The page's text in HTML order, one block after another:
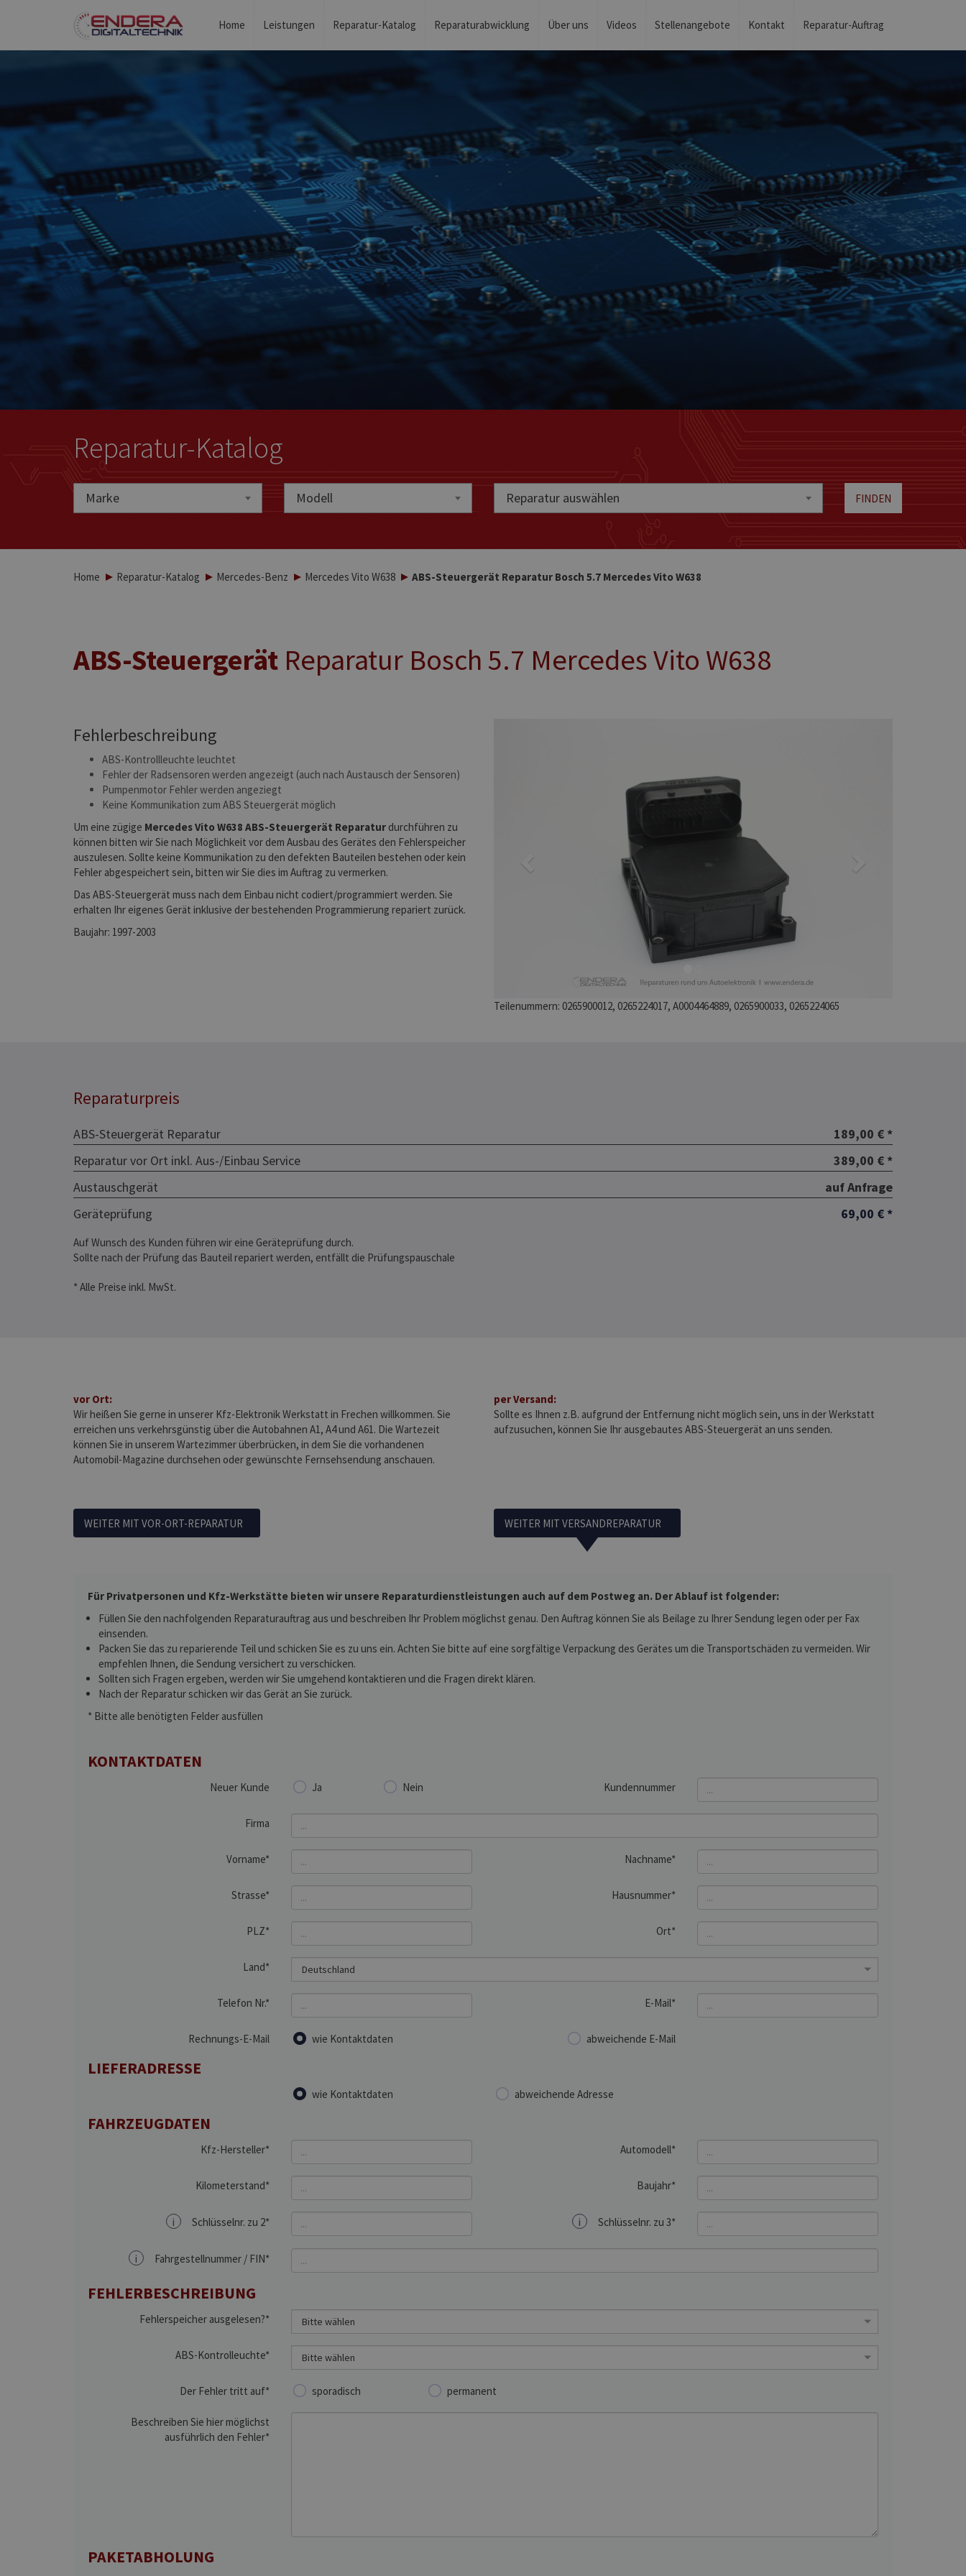
Home Leistungen Reparatur-Katalog Reparaturabwicklung Über uns Videos Stellenangebote Kontakt Reparatur-Auftrag
Reparatur-Katalog
MarkeMarke Modell Reparatur auswählen FINDEN
Home Reparatur-Katalog Mercedes-Benz Mercedes Vito W638 ABS-Steuergerät Reparatur Bosch 5.7 Mercedes Vito W638
ABS-Steuergerät Reparatur Bosch 5.7 Mercedes Vito W638
Fehlerbeschreibung
ABS-Kontrollleuchte leuchtet
Fehler der Radsensoren werden angezeigt (auch nach Austausch der Sensoren)
Pumpenmotor Fehler werden angeziegt
Keine Kommunikation zum ABS Steuergerät möglich
Um eine zügige Mercedes Vito W638 ABS-Steuergerät Reparatur durchführen zu
können bitten wir Sie nach Möglichkeit vor dem Ausbau des Gerätes den Fehlerspeicher
auszulesen. Sollte keine Kommunikation zu den defekten Bauteilen bestehen oder kein
Fehler abgespeichert sein, bitten wir Sie dies im Auftrag zu vermerken.
Das ABS-Steuergerät muss nach dem Einbau nicht codiert/programmiert werden. Sie
erhalten Ihr eigenes Gerät inklusive der bestehenden Programmierung repariert zurück.
Baujahr: 1997-2003
Teilenummern: 0265900012, 0265224017, A0004464889, 0265900033, 0265224065
Reparaturpreis
ABS-Steuergerät Reparatur
189,00 € *
Reparatur vor Ort inkl. Aus-/Einbau Service
389,00 € *
Austauschgerät
auf Anfrage
Geräteprüfung
69,00 € *
Auf Wunsch des Kunden führen wir eine Geräteprüfung durch.
Sollte nach der Prüfung das Bauteil repariert werden, entfällt die Prüfungspauschale
* Alle Preise inkl. MwSt.
vor Ort:
Wir heißen Sie gerne in unserer Kfz-Elektronik Werkstatt in Frechen willkommen. Sie
erreichen uns verkehrsgünstig über die Autobahnen A1, A4 und A61. Die Wartezeit
können Sie in unserem Wartezimmer überbrücken, in dem Sie die vorhandenen
Automobil-Magazine durchsehen oder gewünschte Fernsehsendung anschauen.
per Versand:
Sollte es Ihnen z.B. aufgrund der Entfernung nicht möglich sein, uns in der Werkstatt
aufzusuchen, können Sie Ihr ausgebautes ABS-Steuergerät an uns senden.
WEITER MIT VOR-ORT-REPARATUR WEITER MIT VERSANDREPARATUR
Für Privatpersonen und Kfz-Werkstätte bieten wir unsere Reparaturdienstleistungen auch auf dem Postweg an. Der Ablauf ist folgender:
Füllen Sie den nachfolgenden Reparaturauftrag aus und beschreiben Ihr Problem möglichst genau. Den Auftrag können Sie als Beilage zu Ihrer Sendung legen oder per Fax
einsenden.
Packen Sie das zu reparierende Teil und schicken Sie es zu uns ein. Achten Sie bitte auf eine sorgfältige Verpackung des Gerätes um die Transportschäden zu vermeiden. Wir
empfehlen Ihnen, die Sendung versichert zu verschicken.
Sollten sich Fragen ergeben, werden wir Sie umgehend kontaktieren und die Fragen direkt klären.
Nach der Reparatur schicken wir das Gerät an Sie zurück.
* Bitte alle benötigten Felder ausfüllen
KONTAKTDATEN
Neuer Kunde Ja Nein Kundennummer
Firma
Vorname* Nachname*
Strasse* Hausnummer*
PLZ* Ort*
Land*
Telefon Nr.* E-Mail*
Rechnungs-E-Mail wie Kontaktdaten abweichende E-Mail
LIEFERADRESSE
wie Kontaktdaten abweichende Adresse
FAHRZEUGDATEN
Kfz-Hersteller* Automodell*
Kilometerstand* Baujahr*
i Schlüsselnr. zu 2* i Schlüsselnr. zu 3*
i Fahrgestellnummer / FIN*
FEHLERBESCHREIBUNG
Fehlerspeicher ausgelesen?*
ABS-Kontrolleuchte*
Der Fehler tritt auf* sporadisch permanent
Beschreiben Sie hier möglichst
ausführlich den Fehler*
PAKETABHOLUNG